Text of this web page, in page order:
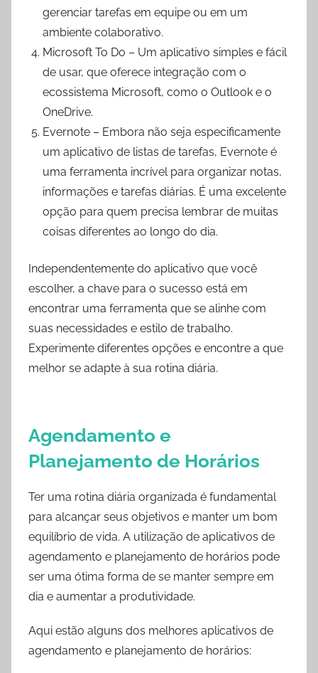
gerenciar tarefas em equipe ou em um
ambiente colaborativo.
Microsoft To Do – Um aplicativo simples e fácil
de usar, que oferece integração com o
ecossistema Microsoft, como o Outlook e o
OneDrive.
Evernote – Embora não seja especificamente
um aplicativo de listas de tarefas, Evernote é
uma ferramenta incrível para organizar notas,
informações e tarefas diárias. É uma excelente
opção para quem precisa lembrar de muitas
coisas diferentes ao longo do dia.
Independentemente do aplicativo que você
escolher, a chave para o sucesso está em
encontrar uma ferramenta que se alinhe com
suas necessidades e estilo de trabalho.
Experimente diferentes opções e encontre a que
melhor se adapte à sua rotina diária.
Agendamento e
Planejamento de Horários
Ter uma rotina diária organizada é fundamental
para alcançar seus objetivos e manter um bom
equilíbrio de vida. A utilização de aplicativos de
agendamento e planejamento de horários pode
ser uma ótima forma de se manter sempre em
dia e aumentar a produtividade.
Aqui estão alguns dos melhores aplicativos de
agendamento e planejamento de horários: